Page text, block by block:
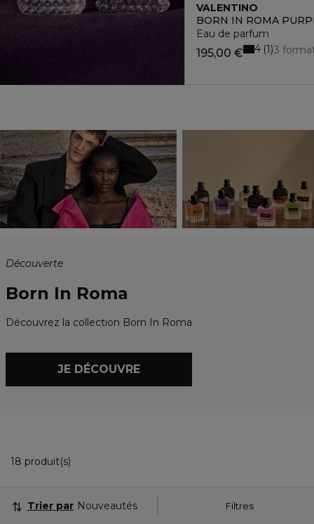
VALENTINO
BORN IN ROMA
Eau de parfum
195,00 € 3
4 1
Découverte
Born In Roma
Découvrez la collection Born In Roma
JE DÉCOUVRE
18 produit(s)
Filtres
Trier par Nouveautés